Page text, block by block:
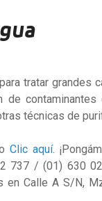
tratar grandes
contaminantes
técnicas de
Clic aquí.
737 / (01) 630
en Calle A S/N,